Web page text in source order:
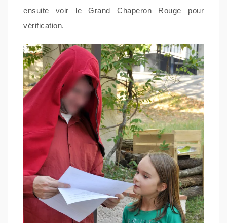
ensuite voir le Grand Chaperon Rouge pour
vérification.